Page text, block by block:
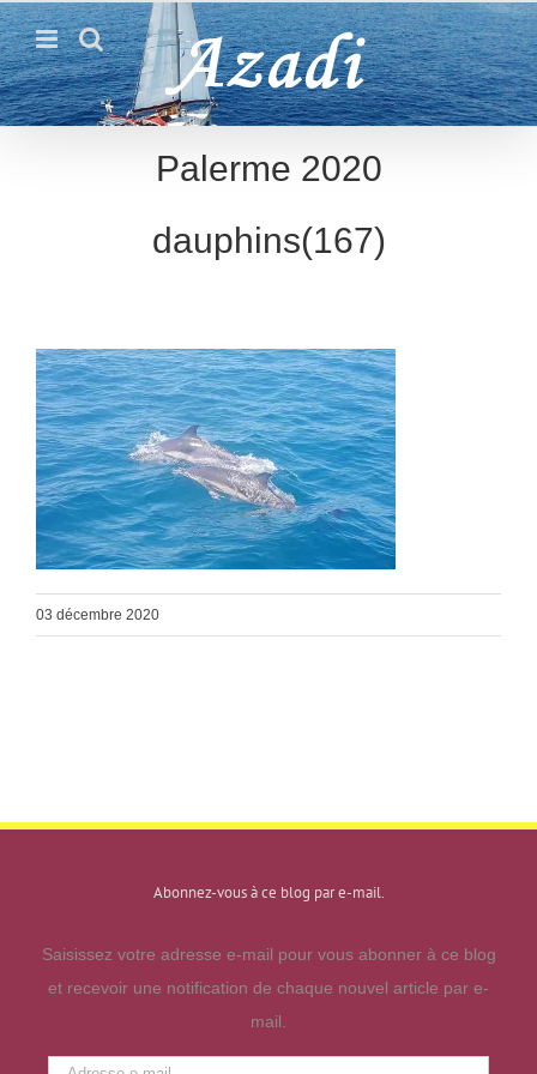
Passer
au
contenu
Palerme 2020
dauphins(167)
03 décembre 2020
Abonnez-vous à ce blog par e-mail.
Saisissez votre adresse e-mail pour vous abonner à ce blog
et recevoir une notification de chaque nouvel article par e-
mail.